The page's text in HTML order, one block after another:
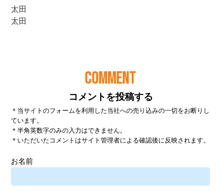
COMMENT
コメントを投稿する
＊当サイトのフォームを利用した当社への売り込みの一切をお断りし
ています。
＊半角英数字のみの入力はできません。
＊いただいたコメントはサイト管理者による確認後に反映されます。
お名前